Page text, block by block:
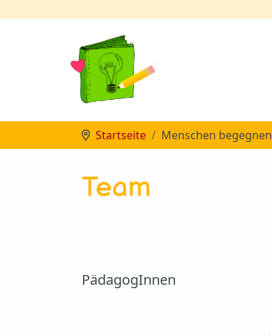
Startseite Menschen begegnen
Team
PädagogInnen